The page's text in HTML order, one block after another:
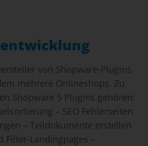
von Shopware-Plugins
mehrere Onlineshops. Zu
Shopware 5 Plugins gehören:
– SEO Fehlerseiten
– Teildokumente erstellen
Filter-Landingpages –